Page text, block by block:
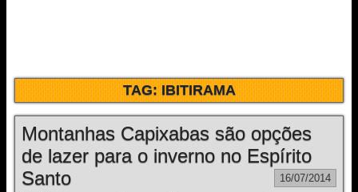
TAG:IBITIRAMA
Montanhas Capixabas são opções
de lazer para o inverno no Espírito
Santo
16/07/2014